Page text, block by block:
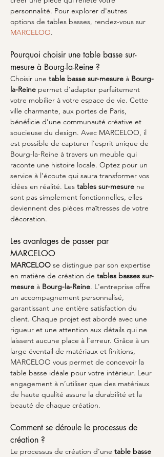
personnalité. Pour explorer d'autres
options de tables basses, rendez-vous sur
MARCELOO.
Pourquoi choisir une table basse sur-
mesure à Bourg-la-Reine ?
Choisir une table basse sur-mesure à Bourg-
la-Reine permet d’adapter parfaitement
votre mobilier à votre espace de vie. Cette
ville charmante, aux portes de Paris,
bénéficie d’une communauté créative et
soucieuse du design. Avec MARCELOO, il
est possible de capturer l'esprit unique de
Bourg-la-Reine à travers un meuble qui
raconte une histoire locale. Optez pour un
service à l’écoute qui saura transformer vos
idées en réalité. Les tables sur-mesure ne
sont pas simplement fonctionnelles, elles
deviennent des pièces maîtresses de votre
décoration.
Les avantages de passer par
MARCELOO
MARCELOO se distingue par son expertise
en matière de création de tables basses sur-
mesure à Bourg-la-Reine. L'entreprise offre
un accompagnement personnalisé,
garantissant une entière satisfaction du
client. Chaque projet est abordé avec une
rigueur et une attention aux détails qui ne
laissent aucune place à l’erreur. Grâce à un
large éventail de matériaux et finitions,
MARCELOO vous permet de concevoir la
table basse idéale pour votre intérieur. Leur
engagement à n’utiliser que des matériaux
de haute qualité assure la durabilité et la
beauté de chaque création.
Comment se déroule le processus de
création ?
Le processus de création d’une table basse